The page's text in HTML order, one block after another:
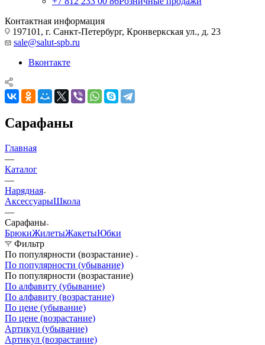
Контактная информация
197101, г. Санкт-Петербург, Кронверкская ул., д. 23
sale@salut-spb.ru
Вконтакте
Сарафаны
Главная
—
Каталог
—
Нарядная
АксессуарыШкола
—
Сарафаны
БрюкиЖилетыЖакетыЮбки
Фильтр
По популярности (возрастание)
По популярности (убывание)
По популярности (возрастание)
По алфавиту (убывание)
По алфавиту (возрастание)
По цене (убывание)
По цене (возрастание)
Артикул (убывание)
Артикул (возрастание)